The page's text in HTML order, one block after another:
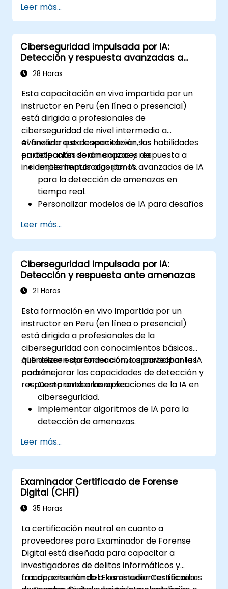
Detectar, analizar y responder a
incidentes de seguridad.
Realizar análisis de tráfico de red y
recopilación de inteligencia sobre
amenazas.
Aplicar las mejores prácticas en los flujos
Seguridad (SOC).
Leer más...
Ciberseguridad impulsada por IA:
Detección y respuesta avanzadas a
amenazas
28 Horas
Esta capacitación en vivo impartida por un
instructor en Peru (en línea o presencial)
está dirigida a profesionales de
ciberseguridad de nivel intermedio a
avanzado que deseen elevar sus habilidades
en detección de amenazas y respuesta a
incidentes impulsadas por IA.
Al finalizar esta capacitación, los
participantes serán capaces de:
Implementar algoritmos avanzados de IA
para la detección de amenazas en
tiempo real.
Personalizar modelos de IA para desafíos
Desarrollar flujos de trabajo
automatizados para la respuesta a
amenazas.
Proteger herramientas de seguridad
basadas en IA contra ataques
adversarios.
Leer más...
Ciberseguridad impulsada por IA:
Detección y respuesta ante amenazas
21 Horas
Esta formación en vivo impartida por un
instructor en Peru (en línea o presencial)
está dirigida a profesionales de la
ciberseguridad con conocimientos básicos
que deseen aprender cómo aprovechar la IA
para mejorar las capacidades de detección y
respuesta ante amenazas.
Al finalizar esta formación, los participantes
podrán:
Comprender las aplicaciones de la IA en
ciberseguridad.
Implementar algoritmos de IA para la
detección de amenazas.
mediante herramientas de IA.
Integrar la IA en la infraestructura
existente de ciberseguridad.
Leer más...
Examinador Certificado de Forense
Digital (CHFI)
35 Horas
La certificación neutral en cuanto a
proveedores para Examinador de Forense
Digital está diseñada para capacitar a
investigadores de delitos informáticos y
fraude, enseñando a los estudiantes técnicas
La capacitación del Examinador Certificado